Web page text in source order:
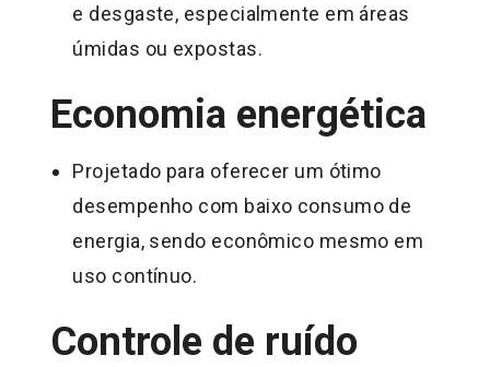
e desgaste, especialmente em áreas
úmidas ou expostas.
Economia energética
Projetado para oferecer um ótimo
desempenho com baixo consumo de
energia, sendo econômico mesmo em
uso contínuo.
Controle de ruído